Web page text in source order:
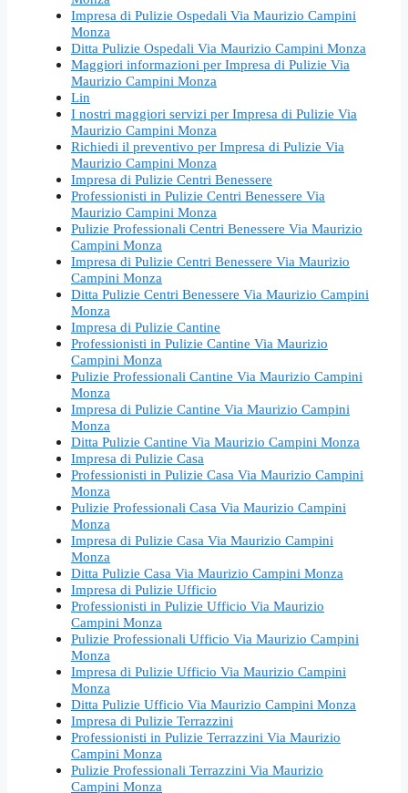
Impresa di Pulizie Ospedali Via Maurizio Campini
Monza
Ditta Pulizie Ospedali Via Maurizio Campini Monza
Maggiori informazioni per Impresa di Pulizie Via
Maurizio Campini Monza
Lin
I nostri maggiori servizi per Impresa di Pulizie Via
Maurizio Campini Monza
Richiedi il preventivo per Impresa di Pulizie Via
Maurizio Campini Monza
Impresa di Pulizie Centri Benessere
Professionisti in Pulizie Centri Benessere Via
Maurizio Campini Monza
Pulizie Professionali Centri Benessere Via Maurizio
Campini Monza
Impresa di Pulizie Centri Benessere Via Maurizio
Campini Monza
Ditta Pulizie Centri Benessere Via Maurizio Campini
Monza
Impresa di Pulizie Cantine
Professionisti in Pulizie Cantine Via Maurizio
Campini Monza
Pulizie Professionali Cantine Via Maurizio Campini
Monza
Impresa di Pulizie Cantine Via Maurizio Campini
Monza
Ditta Pulizie Cantine Via Maurizio Campini Monza
Impresa di Pulizie Casa
Professionisti in Pulizie Casa Via Maurizio Campini
Monza
Pulizie Professionali Casa Via Maurizio Campini
Monza
Impresa di Pulizie Casa Via Maurizio Campini
Monza
Ditta Pulizie Casa Via Maurizio Campini Monza
Impresa di Pulizie Ufficio
Professionisti in Pulizie Ufficio Via Maurizio
Campini Monza
Pulizie Professionali Ufficio Via Maurizio Campini
Monza
Impresa di Pulizie Ufficio Via Maurizio Campini
Monza
Ditta Pulizie Ufficio Via Maurizio Campini Monza
Impresa di Pulizie Terrazzini
Professionisti in Pulizie Terrazzini Via Maurizio
Campini Monza
Pulizie Professionali Terrazzini Via Maurizio
Campini Monza